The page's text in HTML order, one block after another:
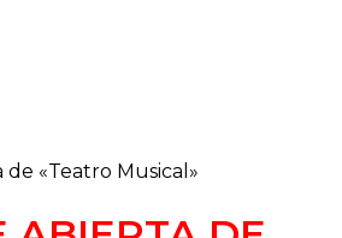
de «Teatro Musical»